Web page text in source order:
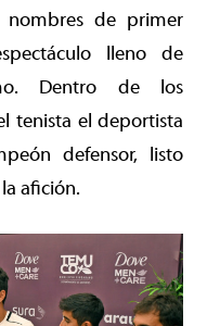
nombres de primer
lleno de
Dentro de los
tenista el deportista
defensor, listo
afición.